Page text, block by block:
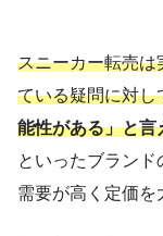
スニーカー転売は
ている疑問に対し
能性がある」と言
といったブランド
需要が高く定価を